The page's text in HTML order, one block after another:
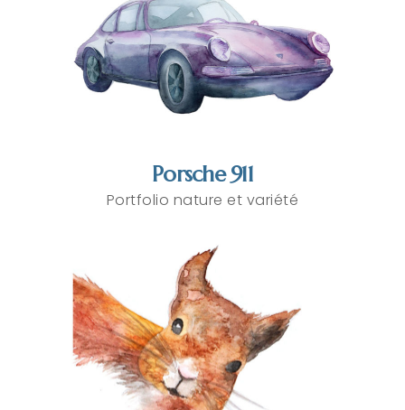
Porsche 911
Portfolio nature et variété